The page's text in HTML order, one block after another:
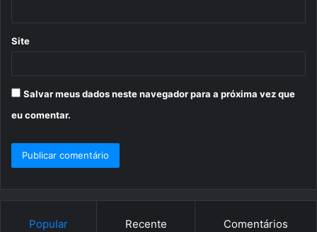
Site
Salvar meus dados neste navegador para a próxima vez que
eu comentar.
Popular Recente Comentários